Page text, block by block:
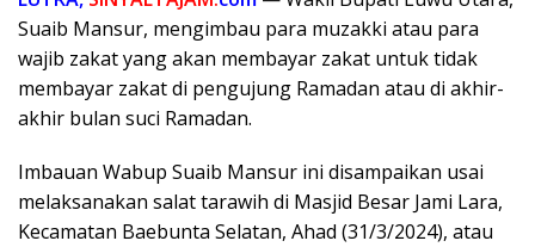
Suaib Mansur, mengimbau para muzakki atau para
wajib zakat yang akan membayar zakat untuk tidak
membayar zakat di pengujung Ramadan atau di akhir-
akhir bulan suci Ramadan.
Imbauan Wabup Suaib Mansur ini disampaikan usai
melaksanakan salat tarawih di Masjid Besar Jami Lara,
Kecamatan Baebunta Selatan, Ahad (31/3/2024), atau